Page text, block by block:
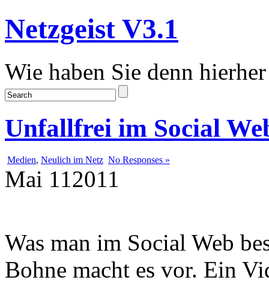
Netzgeist V3.1
Wie haben Sie denn
Unfallfrei im Social
Medien, Neulich im Netz No Responses »
Mai 112011
Was man im Social Web
Bohne macht es vor. Ein